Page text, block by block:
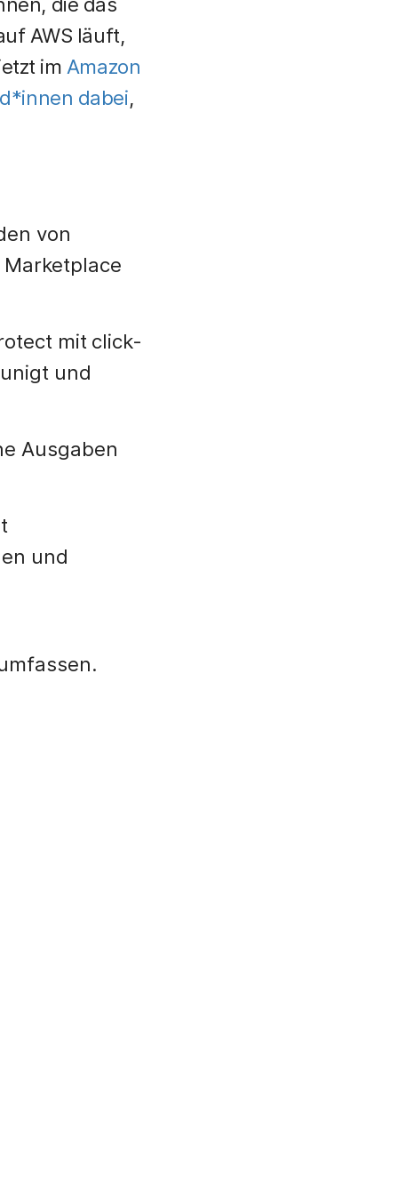
AWS läuft,
im Amazon
dabei,
von
mit click-
und
Ausgaben
und